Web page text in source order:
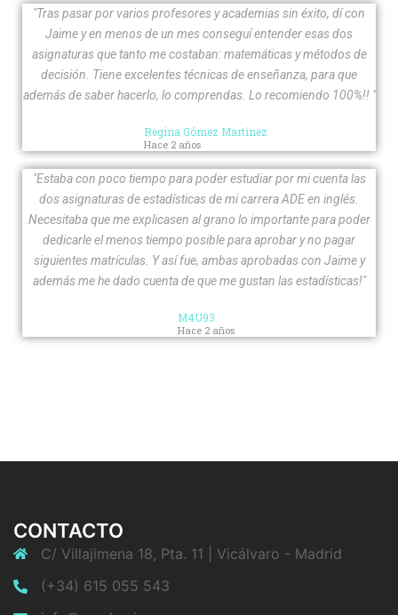
"Tras pasar por varios profesores y academias sin éxito, dí con
Jaime y en menos de un mes conseguí entender esas dos
asignaturas que tanto me costaban: matemáticas y métodos de
decisión. Tiene excelentes técnicas de enseñanza, para que
además de saber hacerlo, lo comprendas. Lo recomiendo 100%!! "
Regina Gómez Martínez
Hace 2 años
"Estaba con poco tiempo para poder estudiar por mi cuenta las
dos asignaturas de estadísticas de mi carrera ADE en inglés.
Necesitaba que me explicasen al grano lo importante para poder
dedicarle el menos tiempo posible para aprobar y no pagar
siguientes matrículas. Y así fue, ambas aprobadas con Jaime y
además me he dado cuenta de que me gustan las estadísticas!"
M4U93
Hace 2 años
CONTACTO
C/ Villajimena 18, Pta. 11 | Vicálvaro - Madrid
(+34) 615 055 543